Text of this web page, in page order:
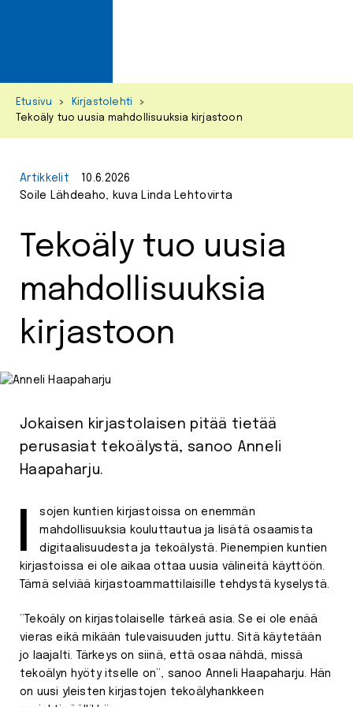
Etusivu > Kirjastolehti
>
Tekoäly tuo uusia mahdollisuuksia kirjastoon
Artikkelit
10.6.2026
Soile Lähdeaho, kuva Linda Lehtovirta
Tekoäly tuo uusia
mahdollisuuksia
kirjastoon
Jokaisen kirjastolaisen pitää tietää
perusasiat tekoälystä, sanoo Anneli
Haapaharju.
Isojen kuntien kirjastoissa on enemmän
mahdollisuuksia kouluttautua ja lisätä osaamista
digitaalisuudesta ja tekoälystä. Pienempien kuntien
kirjastoissa ei ole aikaa ottaa uusia välineitä käyttöön.
Tämä selviää kirjastoammattilaisille tehdystä kyselystä.
”Tekoäly on kirjastolaiselle tärkeä asia. Se ei ole enää
vieras eikä mikään tulevaisuuden juttu. Sitä käytetään
jo laajalti. Tärkeys on siinä, että osaa nähdä, missä
tekoälyn hyöty itselle on”, sanoo Anneli Haapaharju. Hän
on uusi yleisten kirjastojen tekoälyhankkeen